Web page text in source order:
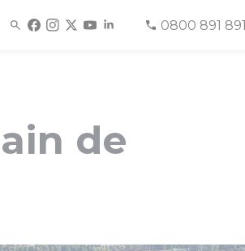
0800 891 891
de